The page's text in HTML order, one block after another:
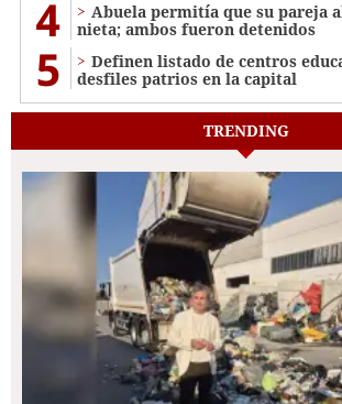
4
Abuela permitía que su pareja
nieta; ambos fueron detenidos
5
Definen listado de centros
desfiles patrios en la capital
TRENDING